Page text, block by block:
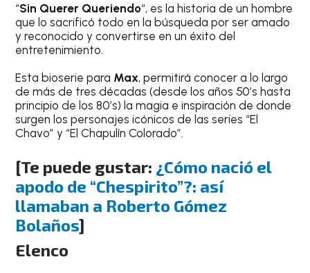
“Sin Querer Queriendo“, es la historia de un hombre
que lo sacrificó todo en la búsqueda por ser amado
y reconocido y convertirse en un éxito del
entretenimiento.
Esta bioserie para Max, permitirá conocer a lo largo
de más de tres décadas (desde los años 50’s hasta
principio de los 80’s) la magia e inspiración de donde
surgen los personajes icónicos de las series “El
Chavo” y “El Chapulín Colorado”.
[Te puede gustar: ¿Cómo nació el
apodo de “Chespirito”?: así
llamaban a Roberto Gómez
Bolaños]
Elenco